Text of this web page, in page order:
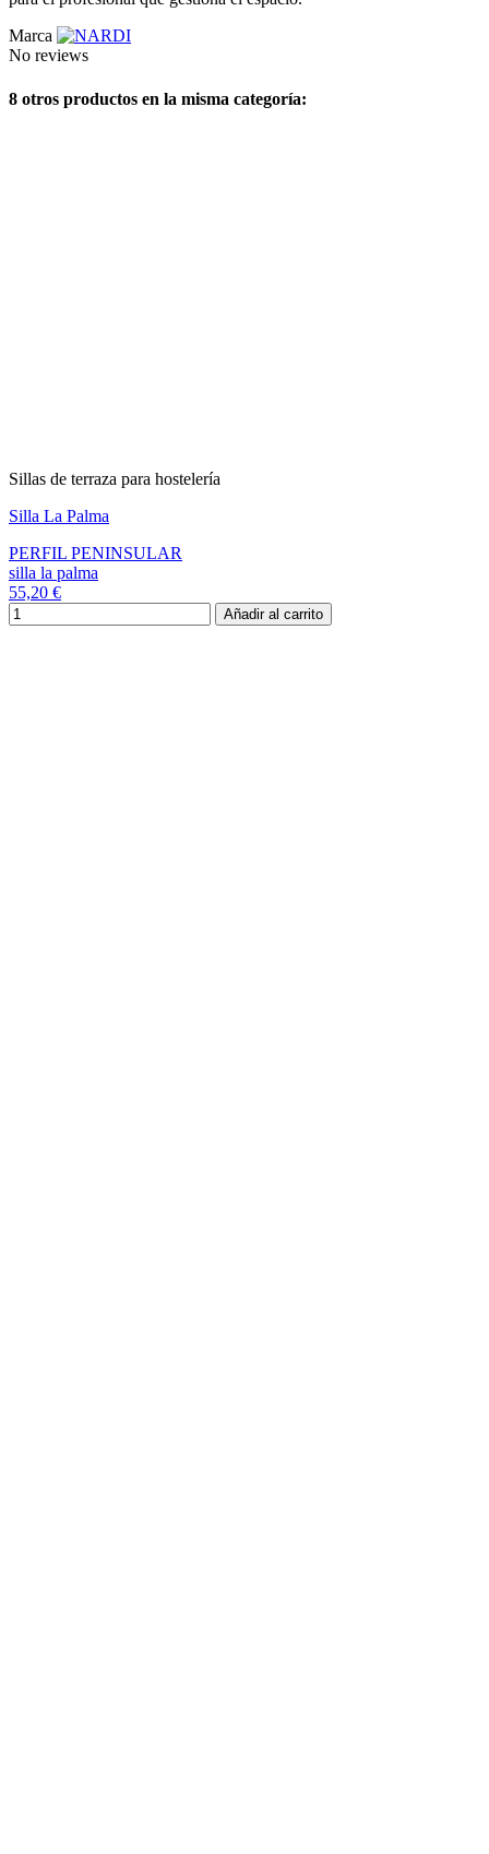
Marca
No reviews
8 otros productos en la misma categoría:
Sillas de terraza para hostelería
Silla La Palma
PERFIL PENINSULAR
silla la palma
55,20 €
Añadir al carrito